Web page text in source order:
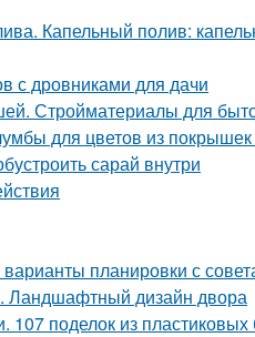
Капельный полив:
с дровниками для дачи
Стройматериалы для
для цветов из
сарай внутри
планировки с
Ландшафтный дизайн двора
107 поделок из